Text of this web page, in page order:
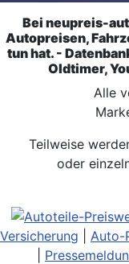
Bei neupreis-
Autopreisen,
tun hat. -
Oldtimer,
Alle
Teilweise
oder
Versicherung
Auto-